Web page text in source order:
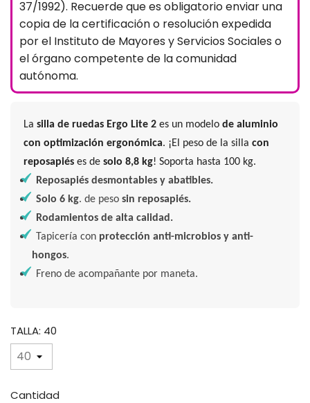
37/1992). Recuerde que es obligatorio enviar una
copia de la certificación o resolución expedida
por el Instituto de Mayores y Servicios Sociales o
el órgano competente de la comunidad
autónoma.
La silla de ruedas Ergo Lite 2 es un modelo de aluminio
con optimización ergonómica. ¡El peso de la sillacon
reposapiés es desolo 8,8 kg! Soporta hasta 100 kg.
Reposapiés desmontables y abatibles.
Solo 6 kg. de pesosin reposapiés.
Rodamientos de alta calidad.
Tapicería con protección anti-microbios y anti-
hongos.
Freno de acompañante por maneta.
TALLA: 40
Cantidad